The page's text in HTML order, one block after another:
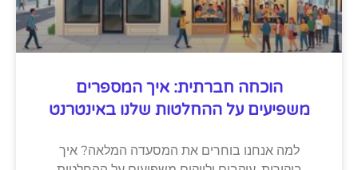
הוכחה חברתית: איך המספרים
משפיעים על ההחלטות שלנו באינטרנט
למה אנחנו בוחרים את המסעדה המלאה? איך